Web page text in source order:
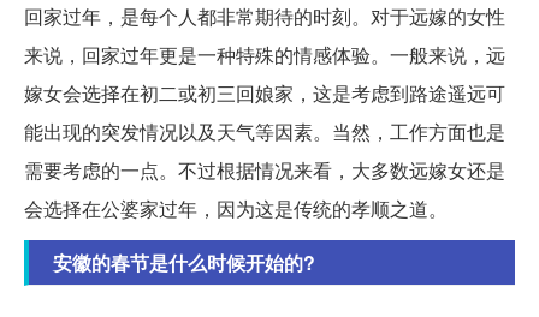
回家过年，是每个人都非常期待的时刻。对于远嫁的女性
来说，回家过年更是一种特殊的情感体验。一般来说，远
嫁女会选择在初二或初三回娘家，这是考虑到路途遥远可
能出现的突发情况以及天气等因素。当然，工作方面也是
需要考虑的一点。不过根据情况来看，大多数远嫁女还是
会选择在公婆家过年，因为这是传统的孝顺之道。
安徽的春节是什么时候开始的?